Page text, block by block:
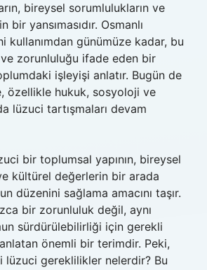
bireysel sorumlulukların ve
yansımasıdır. Osmanlı
kullanımdan günümüze kadar, bu
zorunluluğu ifade eden bir
işleyişi anlatır. Bugün de
özellikle hukuk, sosyoloji ve
lüzuci tartışmaları devam
bir toplumsal yapının, bireysel
kültürel değerlerin bir arada
düzenini sağlama amacını taşır.
bir zorunluluk değil, aynı
sürdürülebilirliği için gerekli
önemli bir terimdir. Peki,
lüzuci gereklilikler nelerdir? Bu